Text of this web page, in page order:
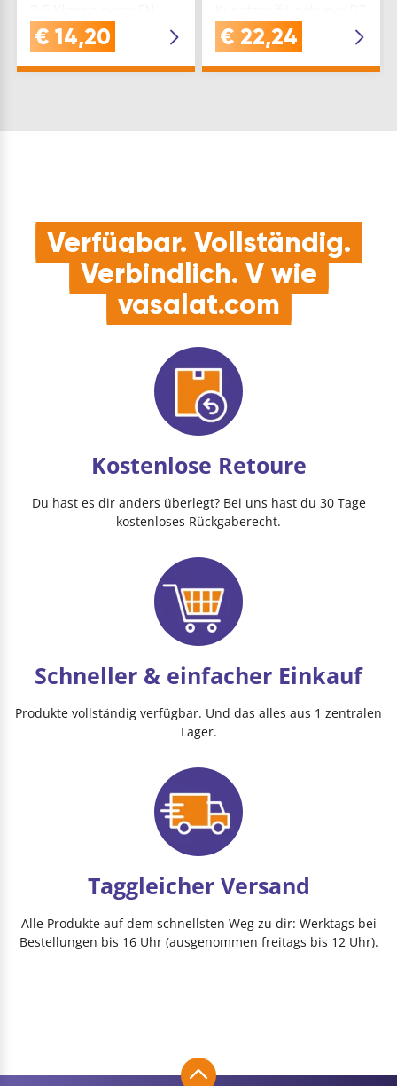
1906: Nein
Rosette/Langschild:
€ 14,20
Modell: STOCKHOLM
Rosette/Langschild:
€ 22,24
Verfügbar. Vollständig.
Verbindlich. V wie
vasalat.com
Kostenlose Retoure
Du hast es dir anders überlegt? Bei uns hast du 30 Tage
kostenloses Rückgaberecht.
Schneller & einfacher Einkauf
Produkte vollständig verfügbar. Und das alles aus 1 zentralen
Lager.
Taggleicher Versand
Alle Produkte auf dem schnellsten Weg zu dir: Werktags bei
Bestellungen bis 16 Uhr (ausgenommen freitags bis 12 Uhr).